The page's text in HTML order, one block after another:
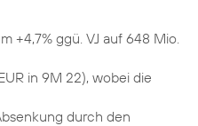
+4,7% ggü. VJ auf 648 Mio.
in 9M 22), wobei die
durch den